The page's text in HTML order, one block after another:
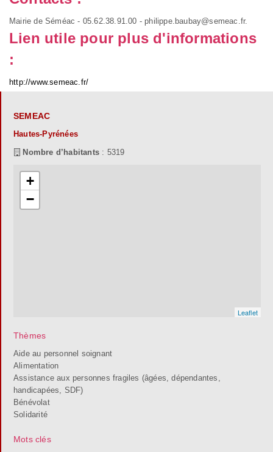
Mairie de Séméac - 05.62.38.91.00 - philippe.baubay@semeac.fr.
Lien utile pour plus d'informations
:
http://www.semeac.fr/
SEMEAC
Hautes-Pyrénées
Nombre d’habitants : 5319
+
−
Leaflet
Thèmes
Aide au personnel soignant
Alimentation
Assistance aux personnes fragiles (âgées, dépendantes,
handicapées, SDF)
Bénévolat
Solidarité
Mots clés